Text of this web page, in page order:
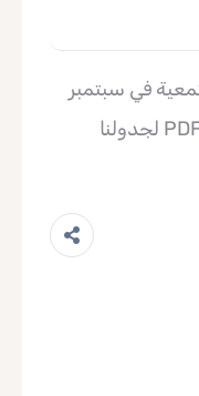
في سبتمبر
2025. يرجى الاطلاع على ملف PDF لجدولنا